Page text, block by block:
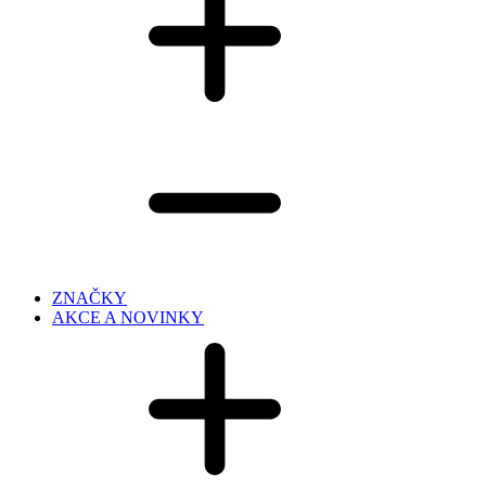
ZNAČKY
AKCE A NOVINKY